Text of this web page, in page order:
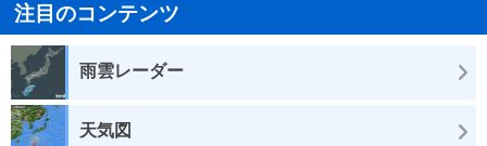
注目のコンテンツ
雨雲レーダー
天気図